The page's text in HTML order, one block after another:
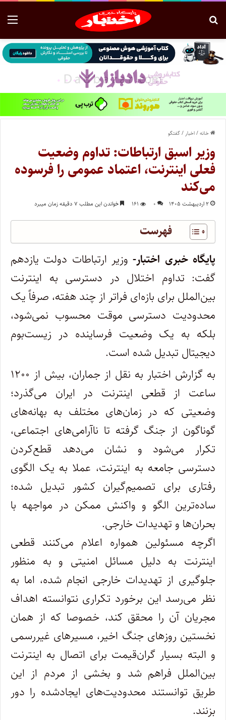
خانه/اخبار /گفتگو
وزیر اسبق ارتباطات: تداوم وضعیت
فعلی اینترنت، اعتماد عمومی را فرسوده
می‌کند
۲ اردیبهشت ۱۴۰۵ ۰ ۱۶۱ خواندن این مطلب ۷ دقیقه زمان میبرد
فهرست
پایگاه خبری اختبار-وزیر ارتباطات دولت یازدهم
گفت: تداوم اختلال در دسترسی به اینترنت
بین‌الملل برای بازه‌ای فراتر از چند هفته، صرفاً یک
محدودیت دسترسی موقت محسوب نمی‌شود،
بلکه به یک وضعیت فرساینده در زیست‌بوم
دیجیتال تبدیل شده است.
به گزارش اختبار به نقل از جماران، بیش از ۱۲۰۰
ساعت از قطعی اینترنت در ایران می‌گذرد؛
وضعیتی که در زمان‌های مختلف به بهانه‌های
گوناگون از جنگ گرفته تا ناآرامی‌های اجتماعی،
تکرار می‌شود و نشان می‌دهد قطع‌کردن
دسترسی جامعه به اینترنت، عملا به یک الگوی
رفتاری برای تصمیم‌گیران کشور تبدیل شده؛
ساده‌ترین الگو و واکنش ممکن در مواجهه با
بحران‌ها و تهدیدات خارجی.
اگرچه مسئولین همواره اعلام می‌کنند قطعی
اینترنت به دلیل مسائل امنیتی و به منظور
جلوگیری از تهدیدات خارجی انجام شده، اما به
نظر می‌رسد این برخورد تکراری نتوانسته اهداف
مجریان آن را محقق کند، خصوصا که از همان
نخستین روزهای جنگ اخیر، مسیرهای غیررسمی
و البته بسیار گران‌قیمت برای اتصال به اینترنت
بین‌الملل فراهم شد و بخشی از مردم از این
طریق توانستند محدودیت‌های ایجادشده را دور
بزنند.